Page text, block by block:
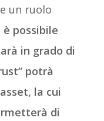
un ruolo
è possibile
in grado di
potrà
la cui
di